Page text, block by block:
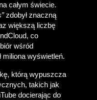
całym świecie.
zdobył znaczną
większą liczbę
co
wśród
miliona wyświetleń.
którą wypuszcza
takich jak
docierając do